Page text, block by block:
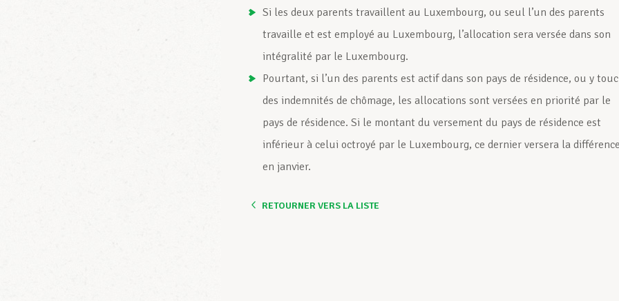
Si les deux parents travaillent au Luxembourg, ou seul l’un des parents
travaille et est employé au Luxembourg, l’allocation sera versée dans son
intégralité par le Luxembourg.
Pourtant, si l’un des parents est actif dans son pays de résidence, ou y
des indemnités de chômage, les allocations sont versées en priorité par le
pays de résidence. Si le montant du versement du pays de résidence est
inférieur à celui octroyé par le Luxembourg, ce dernier versera la différence
en janvier.
RETOURNER VERS LA LISTE